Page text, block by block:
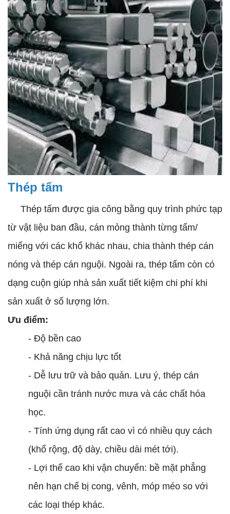
Thép tấm
Thép tấm được gia công bằng quy trình phức tạp
từ vật liệu ban đầu, cán mỏng thành từng tấm/
miếng với các khổ khác nhau, chia thành thép cán
nóng và thép cán nguội. Ngoài ra, thép tấm còn có
dạng cuộn giúp nhà sản xuất tiết kiệm chi phí khi
sản xuất ở số lượng lớn.
Ưu điểm:
- Độ bền cao
- Khả năng chịu lực tốt
- Dễ lưu trữ và bảo quản. Lưu ý, thép cán
nguội cần tránh nước mưa và các chất hóa
học.
- Tính ứng dụng rất cao vì có nhiều quy cách
(khổ rộng, độ dày, chiều dài mét tới).
- Lợi thể cao khi vận chuyển: bề mặt phẳng
nên hạn chế bị cong, vênh, móp méo so với
các loại thép khác.